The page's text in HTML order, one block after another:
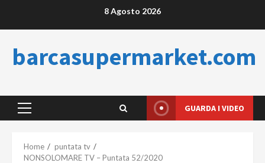
8 Agosto 2026
barcasupermarket.com
Primary
GUARDA I VIDEO
Home
puntata tv
NONSOLOMARE TV – Puntata 52/2020